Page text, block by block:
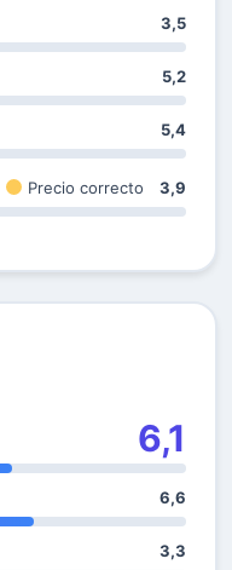
3,5
5,2
5,4
Precio correcto 3,9
6,1
6,6
3,3